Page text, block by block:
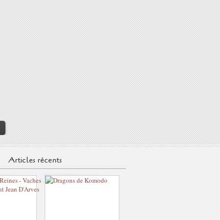
Articles récents